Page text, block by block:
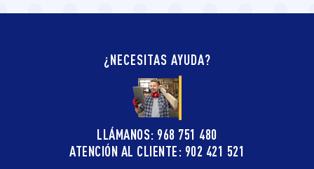
¿NECESITAS AYUDA?
LLÁMANOS: 968 751 480
ATENCIÓN AL CLIENTE: 902 421 521